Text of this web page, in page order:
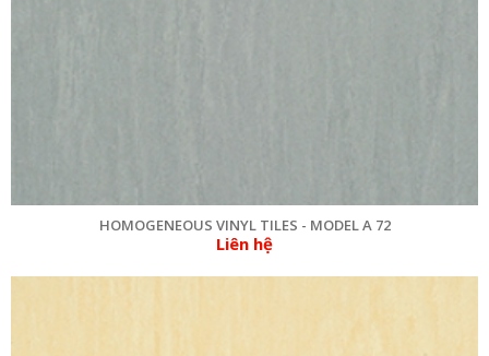
HOMOGENEOUS VINYL TILES - MODEL A 72
Liên hệ